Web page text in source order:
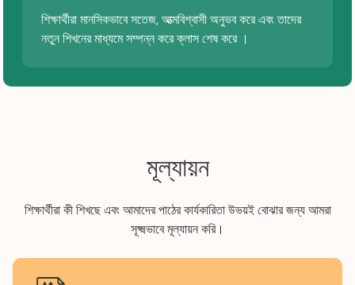
শিক্ষার্থীরা মানসিকভাবে সতেজ, আত্মবিশ্বাসী অনুভব করে এবং তাদের
নতুন শিখনের মাধ্যমে সম্পন্ন করে ক্লাস শেষ করে ।
মূল্যায়ন
শিক্ষার্থীরা কী শিখছে এবং আমাদের পাঠের কার্যকারিতা উভয়ই বোঝার জন্য আমরা
সূক্ষ্মভাবে মূল্যায়ন করি।